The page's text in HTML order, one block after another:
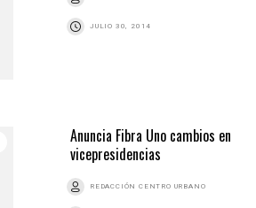
JULIO 30, 2014
Anuncia Fibra Uno cambios en
vicepresidencias
REDACCIÓN CENTRO URBANO